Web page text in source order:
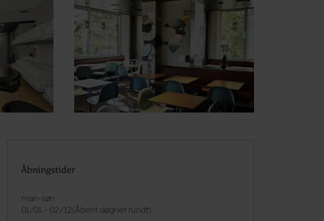
Åbningstider
man-søn
01/01 - 02/12( Åbent døgnet rundt)